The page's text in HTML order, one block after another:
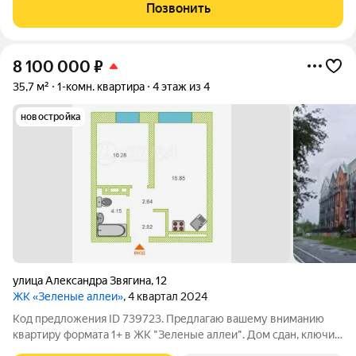
формат жилья. Расположен в
Позвонить
8 100 000 ₽
35,7 м² 1-комн. квартира 4 этаж из 4
новостройка
​улица Александра Звягина,12
ЖК «Зеленые аллеи», 4 квартал 2024
Код предложения ID 739723. Предлагаю вашему вниманию
квартиру формата 1+ в ЖК "Зеленые аллеи". Дом сдан, ключи